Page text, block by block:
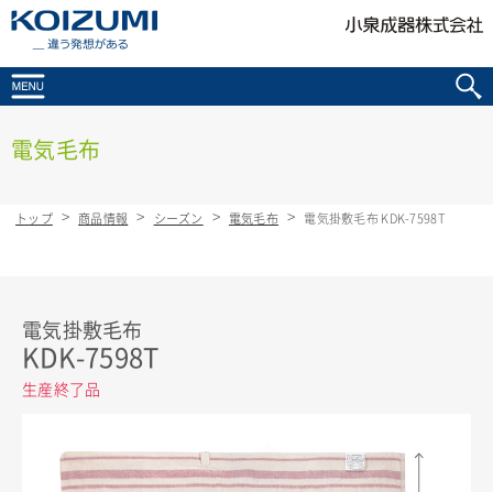
電気毛布
トップ 商品情報 シーズン 電気毛布 電気掛敷毛布 KDK-7598T
電気掛敷毛布
KDK-7598T
生産終了品